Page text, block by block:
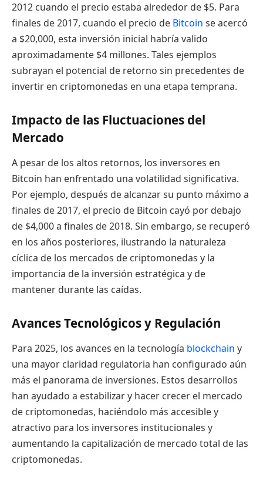
2012 cuando el precio estaba alrededor de $5. Para
finales de 2017, cuando el precio de Bitcoin se acercó
a $20,000, esta inversión inicial habría valido
aproximadamente $4 millones. Tales ejemplos
subrayan el potencial de retorno sin precedentes de
invertir en criptomonedas en una etapa temprana.
Impacto de las Fluctuaciones del
Mercado
A pesar de los altos retornos, los inversores en
Bitcoin han enfrentado una volatilidad significativa.
Por ejemplo, después de alcanzar su punto máximo a
finales de 2017, el precio de Bitcoin cayó por debajo
de $4,000 a finales de 2018. Sin embargo, se recuperó
en los años posteriores, ilustrando la naturaleza
cíclica de los mercados de criptomonedas y la
importancia de la inversión estratégica y de
mantener durante las caídas.
Avances Tecnológicos y Regulación
Para 2025, los avances en la tecnología blockchain y
una mayor claridad regulatoria han configurado aún
más el panorama de inversiones. Estos desarrollos
han ayudado a estabilizar y hacer crecer el mercado
de criptomonedas, haciéndolo más accesible y
atractivo para los inversores institucionales y
aumentando la capitalización de mercado total de las
criptomonedas.